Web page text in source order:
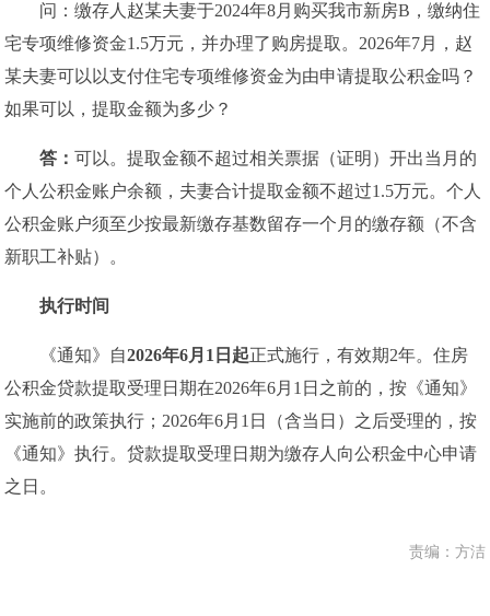
问：缴存人赵某夫妻于2024年8月购买我市新房B，缴纳住
宅专项维修资金1.5万元，并办理了购房提取。2026年7月，赵
某夫妻可以以支付住宅专项维修资金为由申请提取公积金吗？
如果可以，提取金额为多少？
答：可以。提取金额不超过相关票据（证明）开出当月的
个人公积金账户余额，夫妻合计提取金额不超过1.5万元。个人
公积金账户须至少按最新缴存基数留存一个月的缴存额（不含
新职工补贴）。
执行时间
《通知》自2026年6月1日起正式施行，有效期2年。住房
公积金贷款提取受理日期在2026年6月1日之前的，按《通知》
实施前的政策执行；2026年6月1日（含当日）之后受理的，按
《通知》执行。贷款提取受理日期为缴存人向公积金中心申请
之日。
责编：方洁